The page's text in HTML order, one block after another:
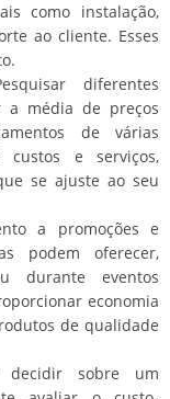
como instalação,
ao cliente. Esses
diferentes
a média de preços
de várias
custos e serviços,
se ajuste ao seu
a promoções e
podem oferecer,
durante eventos
economia
de qualidade
decidir sobre um